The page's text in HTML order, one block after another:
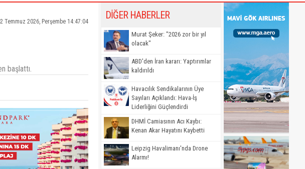
Temmuz 2026, Perşembe 14:47:04
başlattı.
DİĞER HABERLER
Murat Şeker: "2026 zor bir yıl
olacak"
ABD'den İran kararı: Yaptırımlar
kaldırıldı
Havacılık Sendikalarının Üye
Sayıları Açıklandı: Hava-İş
Liderliğini Güçlendirdi
DHMİ Camiasının Acı Kaybı:
Kenan Akar Hayatını Kaybetti
Leipzig Havalimanı'nda Drone
Alarmı!